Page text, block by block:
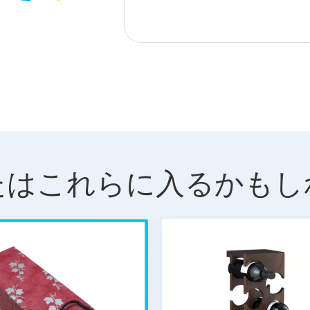
これらに入るかも